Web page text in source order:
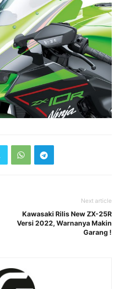
Next article
Kawasaki Rilis New ZX-25R
Versi 2022, Warnanya Makin
Garang !